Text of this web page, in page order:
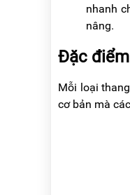
nhanh
nâng.
Đặc
Mỗi loại
cơ bản mà